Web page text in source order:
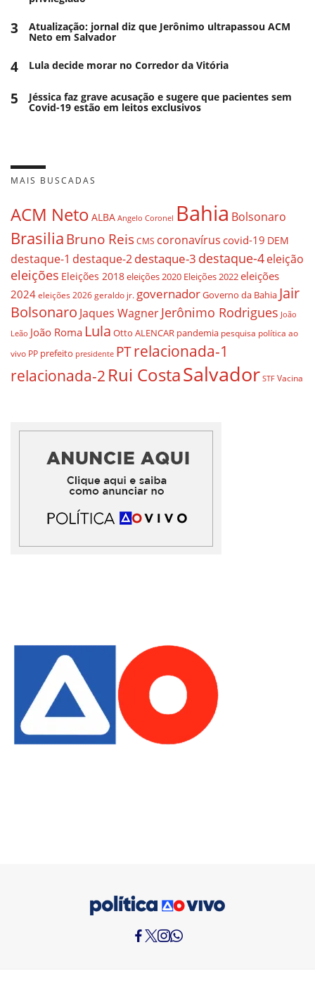
3 Atualização: jornal diz que Jerônimo ultrapassou ACM
Neto em Salvador
4 Lula decide morar no Corredor da Vitória
5 Jéssica faz grave acusação e sugere que pacientes sem
Covid-19 estão em leitos exclusivos
MAIS BUSCADAS
ACM Neto ALBA Angelo Coronel Bahia Bolsonaro
BrasiliaBruno ReisCMS coronavírus covid-19 DEM
destaque-1 destaque-2destaque-3 destaque-4eleição
eleições Eleições 2018eleições 2020 Eleições 2022eleições
2024 eleições 2026 geraldo jr. governadorGoverno da Bahia Jair
Bolsonaro Jaques WagnerJerônimo Rodrigues João
Leão João Roma Lula Otto ALENCAR pandemia pesquisa política ao
vivo PP prefeito presidente PTrelacionada-1
relacionada-2 Rui CostaSalvador STF Vacina